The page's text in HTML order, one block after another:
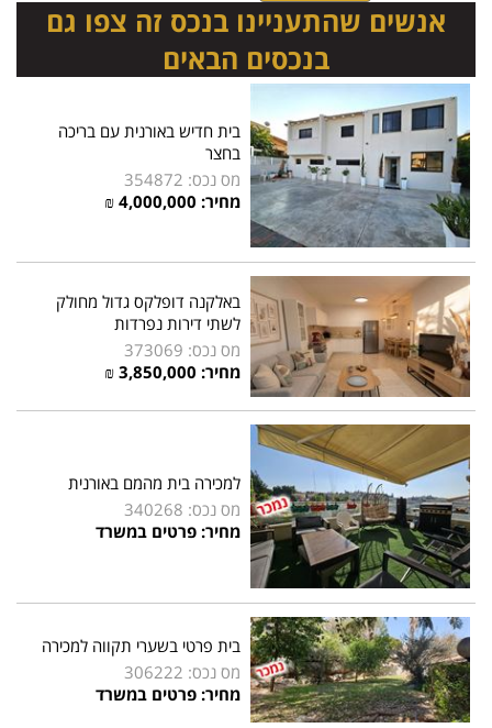
אנשים שהתעניינו בנכס זה צפו גם
בנכסים הבאים
בית חדיש באורנית עם בריכה
בחצר
מס נכס: 354872
מחיר: 4,000,000 ₪
באלקנה דופלקס גדול מחולק
לשתי דירות נפרדות
מס נכס: 373069
מחיר: 3,850,000 ₪
למכירה בית מהמם באורנית
מס נכס: 340268
מחיר: פרטים במשרד
בית פרטי בשערי תקווה למכירה
מס נכס: 306222
מחיר: פרטים במשרד